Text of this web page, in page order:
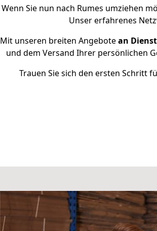
Wenn Sie nun nach Rumes umziehen
Unser erfahrenes
Mit unseren breiten Angebotean
und dem Versand Ihrer persönlichen
Trauen Sie sich den ersten Schritt